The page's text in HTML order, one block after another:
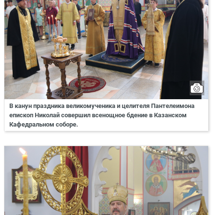
В канун праздника великомученика и целителя Пантелеимона
епископ Николай совершил всенощное бдение в Казанском
Кафедральном соборе.